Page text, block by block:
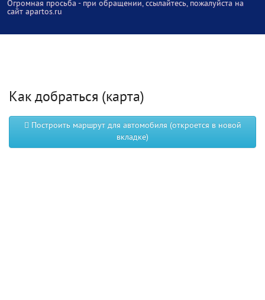
Огромная просьба - при обращении, ссылайтесь, пожалуйста на
сайт apartos.ru
Как добраться (карта)
Построить маршрут для автомобиля (откроется в новой
вкладке)